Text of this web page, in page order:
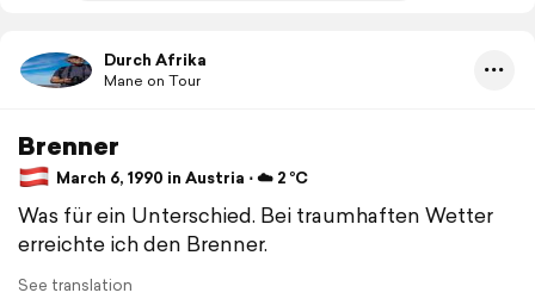
Durch Afrika
Mane on Tour
Brenner
March 6, 1990 in Austria ⋅ ☁️ 2 °C
Was für ein Unterschied. Bei traumhaften Wetter
erreichte ich den Brenner.
See translation